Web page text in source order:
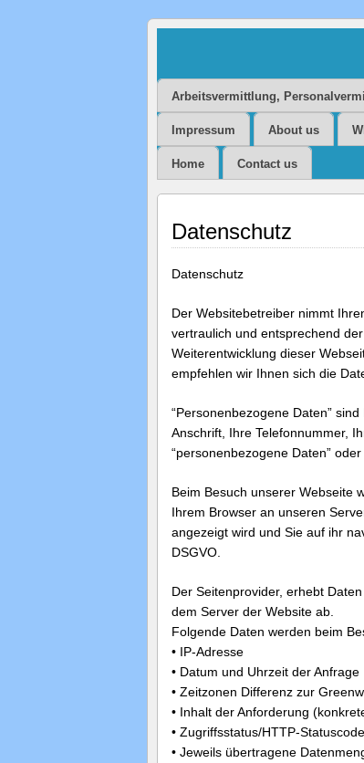
Arbeitsvermittlung,
Impressum About us
Home Contact us
Datenschutz
Datenschutz
Der Websitebetreiber nimmt
vertraulich und entsprechend
Weiterentwicklung dieser
empfehlen wir Ihnen sich die
“Personenbezogene Daten”
Anschrift, Ihre Telefonnummer,
“personenbezogene Daten”
Beim Besuch unserer Webseite
Ihrem Browser an unseren
angezeigt wird und Sie auf ihr
DSGVO.
Der Seitenprovider, erhebt
dem Server der Website ab.
Folgende Daten werden beim
• IP-Adresse
• Datum und Uhrzeit der Anfrage
• Zeitzonen Differenz zur
• Inhalt der Anforderung
• Zugriffsstatus/HTTP-Statuscode
• Jeweils übertragene